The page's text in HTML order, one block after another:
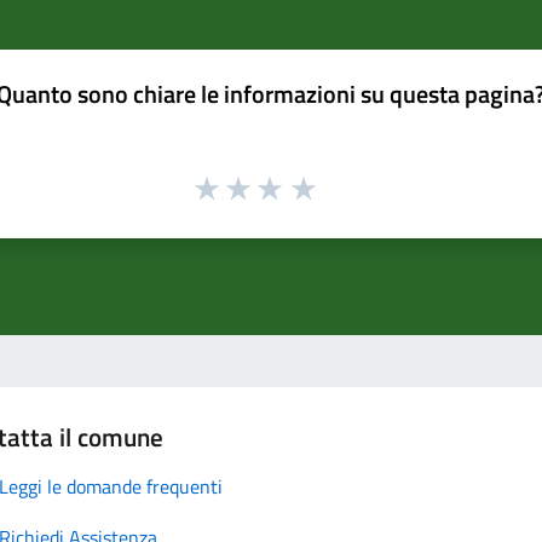
sono chiare le informazioni su questa
il comune
Leggi le domande frequenti